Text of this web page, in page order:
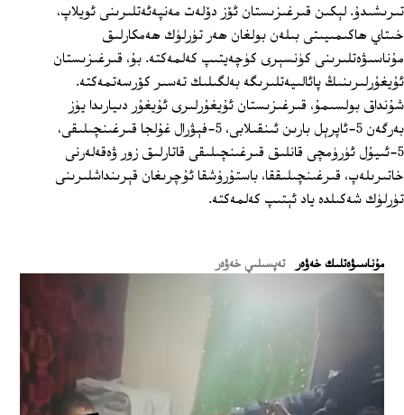
تىرىشىدۇ. لېكىن قىرغىزىستان ئۆز دۆلەت مەنپەئەتلىرىنى ئويلاپ،
خىتاي ھاكىمىيىتى بىلەن بولغان ھەر تۈرلۈك ھەمكارلىق
مۇناسىۋەتلىرىنى كۈنسېرى كۈچەيتىپ كەلمەكتە. بۇ، قىرغىزىستان
ئۇيغۇرلىرىنىڭ پائالىيەتلىرىگە بەلگىلىك تەسىر كۆرسەتمەكتە.
شۇنداق بولسىمۇ، قىرغىزىستان ئۇيغۇرلىرى ئۇيغۇر دىيارىدا يۈز
بەرگەن 5-ئاپرېل بارىن ئىنقىلابى، 5-فېۋرال غۇلجا قىرغىنچىلىقى،
5-ئىيۇل ئۈرۈمچى قانلىق قىرغىنچىلىقى قاتارلىق زور ۋەقەلەرنى
خاتىرىلەپ، قىرغىنچىلىققا، باستۇرۇشقا ئۇچرىغان قېرىنداشلىرىنى
تۈرلۈك شەكىلدە ياد ئېتىپ كەلمەكتە.
ﻣﯘﻧﺎﺳﯩﯟﻩﺗﻠﯩﻚ ﺧﻪﯞﻩﺭ تەپسىلىي خەۋەر